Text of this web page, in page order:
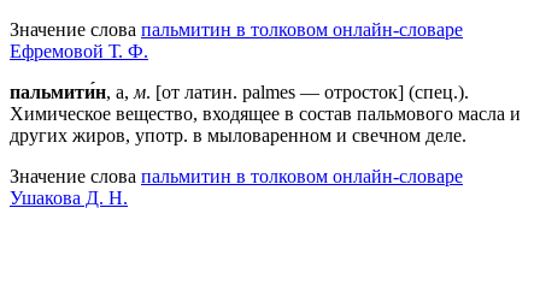
Значение слова пальмитин в толковом онлайн-словаре
Ефремовой Т. Ф.
пальмити́н, а, м. [от латин. palmes — отросток] (спец.).
Химическое вещество, входящее в состав пальмового масла и
других жиров, употр. в мыловаренном и свечном деле.
Значение слова пальмитин в толковом онлайн-словаре
Ушакова Д. Н.